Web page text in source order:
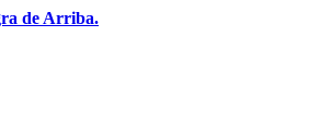
de Arriba.